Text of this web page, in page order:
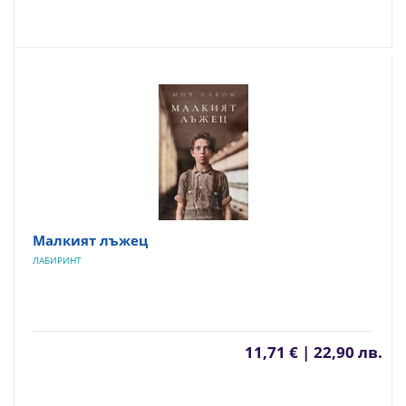
Малкият лъжец
ЛАБИРИНТ
11,71 € | 22,90 лв.